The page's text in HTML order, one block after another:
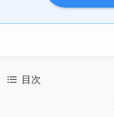
目次